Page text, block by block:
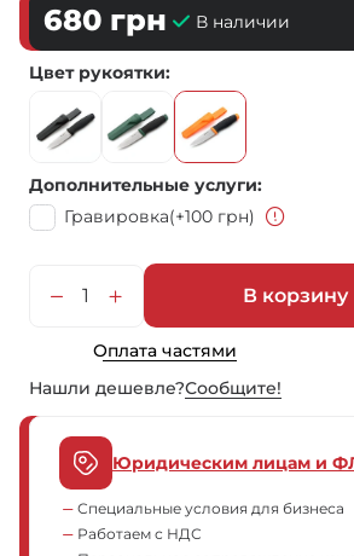
680 грн В наличии
Цвет рукоятки
Дополнительные услуги
Гравировка(+100 грн)
В корзину
Оплата частями
Нашли дешевле?Сообщите!
Юридическим лицам и
Специальные условия для бизнеса
Работаем с НДС